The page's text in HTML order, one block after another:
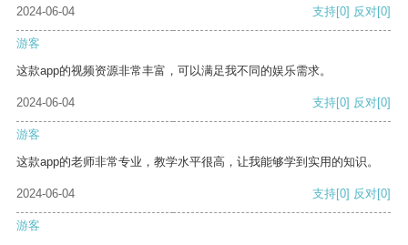
2024-06-04
支持[0] 反对[0]
游客
这款app的视频资源非常丰富，可以满足我不同的娱乐需求。
2024-06-04 支持[0] 反对[0]
游客
这款app的老师非常专业，教学水平很高，让我能够学到实用的知识。
2024-06-04 支持[0] 反对[0]
游客